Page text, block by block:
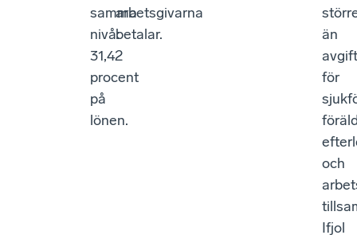
samma
nivå:
31,42
procent
på
lönen.
arbetsgivarna
betalar.
än
för
och
Ifjol